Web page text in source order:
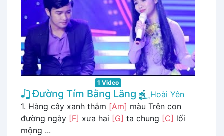
1 Video
Đường Tím Bằng Lăng
Hoài Yên
1. Hàng cây xanh thắm [Am] màu Trên con
đường ngày [F] xưa hai [G] ta chung [C] lối
mộng ...